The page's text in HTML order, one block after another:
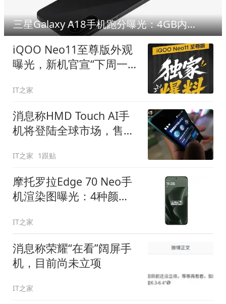
三星Galaxy A18手机跑分曝光：4GB内存、联发科Helio G99芯片
iQOO Neo11至尊版外观
曝光，新机官宣“下周一
IT之家
消息称HMD Touch AI手
机将登陆全球市场，售价
IT之家 1跟贴
摩托罗拉Edge 70 Neo手
机渲染图曝光：4种颜
IT之家
消息称荣耀“在看”阔屏手
机，目前尚未立项
IT之家